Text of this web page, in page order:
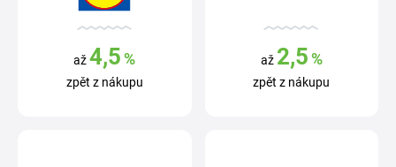
až 4,5 %
zpět z nákupu
až 2,5%
zpět z nákupu